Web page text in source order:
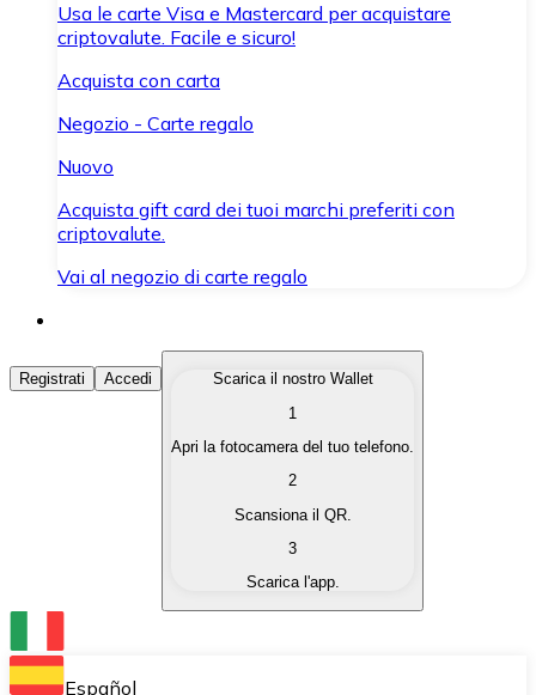
Usa le carte Visa e Mastercard per acquistare
criptovalute. Facile e sicuro!
Acquista con carta
Negozio - Carte regalo
Nuovo
Acquista gift card dei tuoi marchi preferiti con
criptovalute.
Vai al negozio di carte regalo
Acquista Criptovalute
Acquista le criptovalute che ti interessano in modo
Converti le tue criptovalute in valuta fiat quando ne
Scambia una criptovaluta con un'altra
Conserva le tue cripto in un Wallet self-custodial.
Registrati Accedi
Scarica il nostro Wallet
1
Apri la fotocamera del tuo telefono.
2
Scansiona il QR.
3
Scarica l'app.
Español